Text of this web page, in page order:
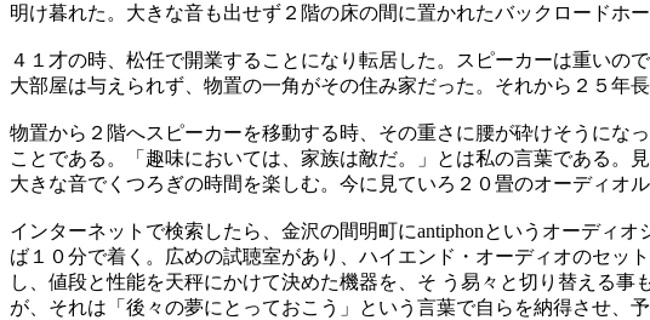
明け暮れた。大きな音も出せず２階の床の間に置かれたバックロードホ
４１才の時、松任で開業することになり転居した。スピーカーは重いの
大部屋は与えられず、物置の一角がその住み家だった。それから２５年
物置から２階へスピーカーを移動する時、その重さに腰が砕けそうにな
ことである。「趣味においては、家族は敵だ。」とは私の言葉である。
大きな音でくつろぎの時間を楽しむ。今に見ていろ２０畳のオーディオル
インターネットで検索したら、金沢の間明町にantiphonというオーディ
ば１０分で着く。広めの試聴室があり、ハイエンド・オーディオのセッ
し、値段と性能を天秤にかけて決めた機器を、そ う易々と切り替える
が、それは「後々の夢にとっておこう」という言葉で自らを納得させ、